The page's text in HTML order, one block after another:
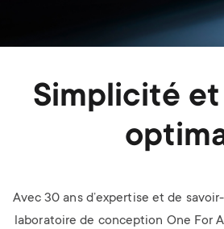
Simplicité
Avec 30 ans d’expertise et de
laboratoire de conception One For